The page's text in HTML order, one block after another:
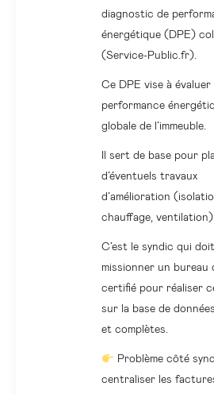
diagnostic de
énergétique (DPE)
(Service-Public.fr).
Ce DPE vise à évaluer
performance
globale de l’immeuble.
Il sert de base pour
d’éventuels travaux
d’amélioration
chauffage,
C’est le syndic qui doit
missionner un bureau
certifié pour réaliser
sur la base de
et complètes.
Problème côté
centraliser les